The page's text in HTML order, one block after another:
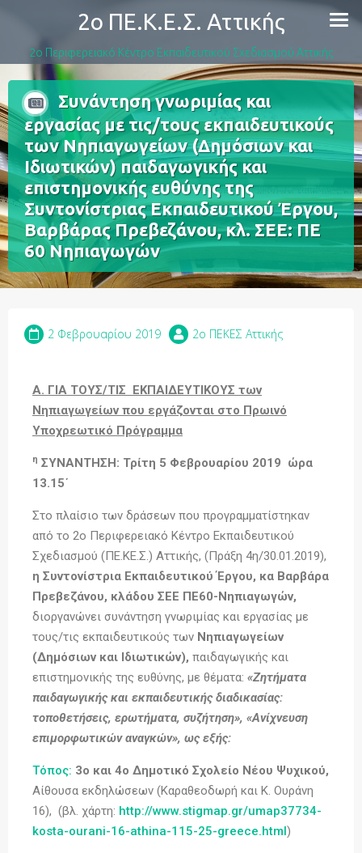
2ο ΠΕ.Κ.Ε.Σ. Αττικής
2ο Περιφερειακό Κέντρο Εκπαιδευτικού Σχεδιασμού Αττικής
Συνάντηση γνωριμίας και
εργασίας με τις/τους εκπαιδευτικούς
των Νηπιαγωγείων (Δημόσιων και
Ιδιωτικών) παιδαγωγικής και
επιστημονικής ευθύνης της
Συντονίστριας Εκπαιδευτικού Έργου,
Βαρβάρας Πρεβεζάνου, κλ. ΣΕΕ: ΠΕ
60 Νηπιαγωγών
2 Φεβρουαρίου 2019 2o ΠΕΚΕΣ Αττικής
Α. ΓΙΑ ΤΟΥΣ/ΤΙΣ ΕΚΠΑΙΔΕΥΤΙΚΟΥΣ των
Νηπιαγωγείων που εργάζονται στο Πρωινό
Υποχρεωτικό Πρόγραμμα
η ΣΥΝΑΝΤΗΣΗ: Τρίτη 5 Φεβρουαρίου 2019 ώρα
13.15΄
Στο πλαίσιο των δράσεων που προγραμματίστηκαν
από το 2ο Περιφερειακό Κέντρο Εκπαιδευτικού
Σχεδιασμού (ΠΕ.ΚΕ.Σ.) Αττικής, (Πράξη 4η/30.01.2019),
η Συντονίστρια Εκπαιδευτικού Έργου, κα Βαρβάρα
Πρεβεζάνου, κλάδου ΣΕΕ ΠΕ60-Νηπιαγωγών,
διοργανώνει συνάντηση γνωριμίας και εργασίας με
τους/τις εκπαιδευτικούς των Νηπιαγωγείων
(Δημόσιων και Ιδιωτικών), παιδαγωγικής και
επιστημονικής της ευθύνης, με θέματα: «Ζητήματα
παιδαγωγικής και εκπαιδευτικής διαδικασίας:
τοποθετήσεις, ερωτήματα, συζήτηση», «Ανίχνευση
επιμορφωτικών αναγκών», ως εξής:
Τόπος: 3ο και 4ο Δημοτικό Σχολείο Νέου Ψυχικού,
Αίθουσα εκδηλώσεων (Καραθεοδωρή και Κ. Ουράνη
16), (βλ. χάρτη: http://www.stigmap.gr/umap37734-
kosta-ourani-16-athina-115-25-greece.html)